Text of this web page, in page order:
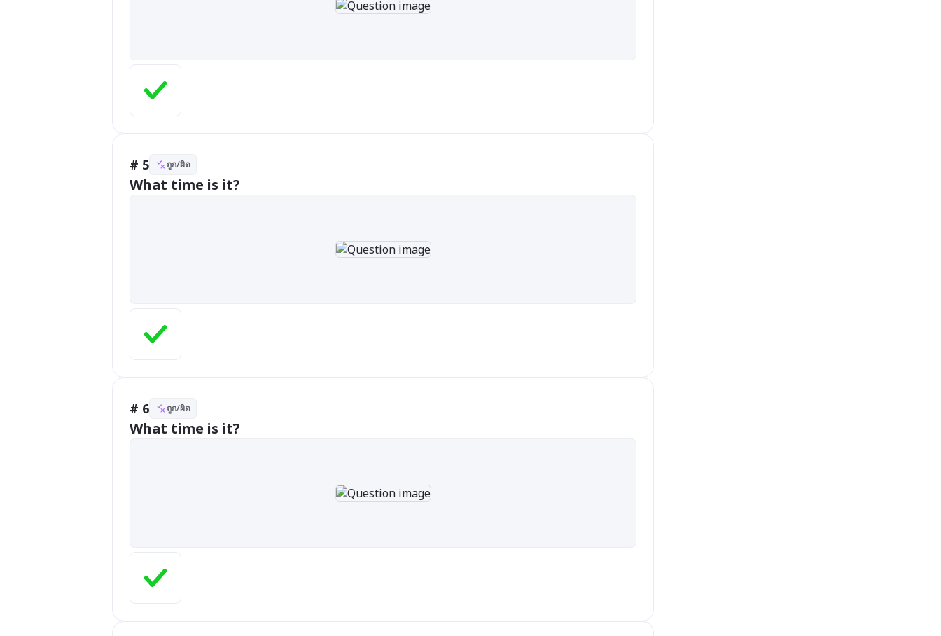
# 5 ถูก/ผิด
What time is it?
# 6 ถูก/ผิด
What time is it?